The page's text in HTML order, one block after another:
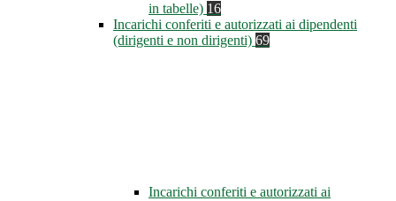
in tabelle) 16
Incarichi conferiti e autorizzati ai dipendenti
(dirigenti e non dirigenti) 69
Incarichi conferiti e autorizzati ai